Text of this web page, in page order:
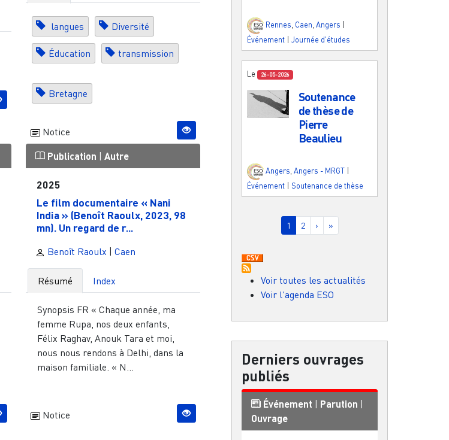
langues Diversité
Éducation transmission
Bretagne
Notice
Publication |Autre
2025
Le film documentaire « Nani
India » (Benoît Raoulx, 2023, 98
mn). Un regard de r...
Benoît Raoulx |Caen
Résumé Index
Synopsis FR « Chaque année, ma
femme Rupa, nos deux enfants,
Félix Raghav, Anouk Tara et moi,
nous nous rendons à Delhi, dans la
maison familiale. « N...
Notice
Rennes, Caen, Angers
Événement
Journée d'études
Le 26-05-2026
Soutenance
de thèse de
Pierre
Beaulieu
Angers Angers - MRGT
Événement | Soutenance de thèse
Pagination
Page courante
1 Page
2 Page suivante
› Dernière page
»
Voir toutes les actualités
Voir l'agenda ESO
Derniers ouvrages
publiés
Événement | Parution |
Ouvrage